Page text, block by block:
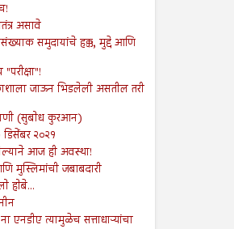
१९ जुलै ते २५ जुलै २०२४
Shodhan
असावे
समुदायांचे हक्क, मुद्दे आणि
"परीक्षा"!
जाऊन भिडलेली असतील तरी
(सुबोध कुरआन)
२०२१
आज ही अवस्था!
मुस्लिमांची जबाबदारी
होबे...
एनडीए त्यामुळेच सत्ताधाऱ्यांचा